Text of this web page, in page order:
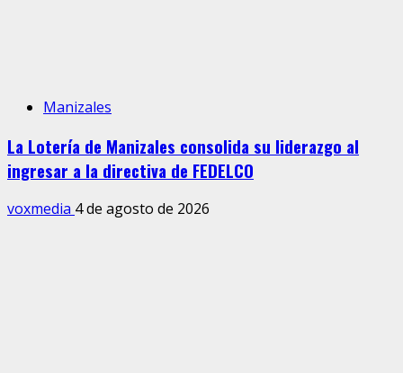
Manizales
La Lotería de Manizales consolida su liderazgo al
ingresar a la directiva de FEDELCO
voxmedia 4 de agosto de 2026